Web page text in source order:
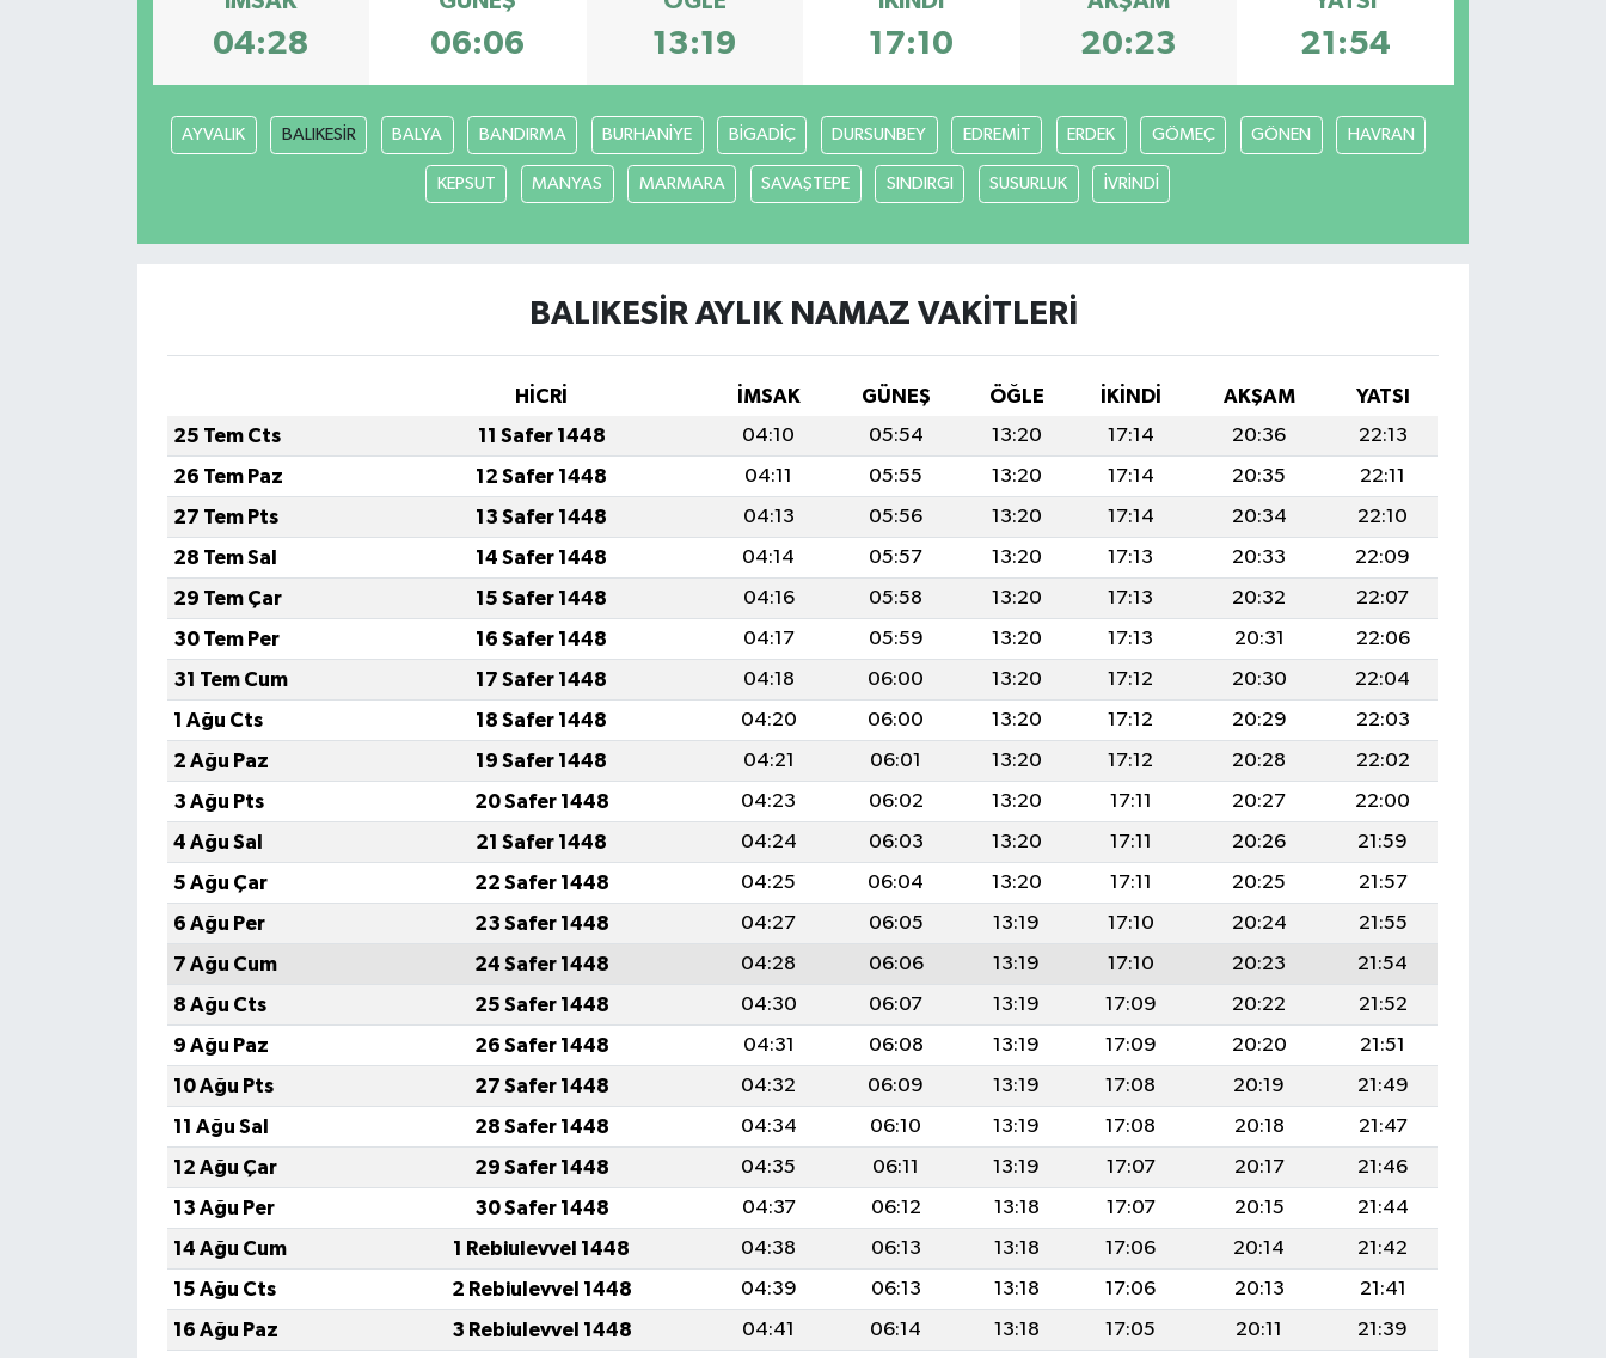
04:28 06:06 13:19 17:10 20:23 21:54
AYVALIK BALIKESİR BALYA BANDIRMA BURHANİYE BİGADİÇ DURSUNBEY EDREMİT ERDEK GÖMEÇ GÖNEN HAVRAN
KEPSUT MANYAS MARMARA SAVAŞTEPE SINDIRGI SUSURLUK İVRİNDİ
BALIKESİR AYLIK NAMAZ VAKITLERI
HİCRİ İMSAK GÜNEŞ ÖĞLE İKINDI AKŞAM
YATSI
25 Tem Cts
11 Safer 1448 04:10 05:54 13:20 17:14 20:36
22:13
26 Tem Paz
12 Safer 1448 04:11 05:55 13:20 17:14 20:35
22:11
27 Tem Pts
13 Safer 1448 04:13 05:56 13:20 17:14 20:34
22:10
28 Tem Sal
14 Safer 1448 04:14 05:57 13:20 17:13 20:33
22:09
29 Tem Çar
15 Safer 1448 04:16 05:58 13:20 17:13 20:32
22:07
30 Tem Per
16 Safer 1448 04:17 05:59 13:20 17:13 20:31
22:06
31 Tem Cum
17 Safer 1448 04:18 06:00 13:20 17:12 20:30
22:04
1 Ağu Cts
18 Safer 1448 04:20 06:00 13:20 17:12 20:29
22:03
2 Ağu Paz
19 Safer 1448 04:21 06:01 13:20 17:12 20:28
22:02
3 Ağu Pts
20 Safer 1448 04:23 06:02 13:20 17:11 20:27
22:00
4 Ağu Sal
21 Safer 1448 04:24 06:03 13:20 17:11 20:26
21:59
5 Ağu Çar
22 Safer 1448 04:25 06:04 13:20 17:11 20:25
21:57
6 Ağu Per
23 Safer 1448 04:27 06:05 13:19 17:10 20:24
21:55
7 Ağu Cum
24 Safer 1448 04:28 06:06 13:19 17:10 20:23
21:54
8 Ağu Cts
25 Safer 1448 04:30 06:07 13:19 17:09 20:22
21:52
9 Ağu Paz
26 Safer 1448 04:31 06:08 13:19 17:09 20:20
21:51
10 Ağu Pts
27 Safer 1448 04:32 06:09 13:19 17:08 20:19
21:49
11 Ağu Sal
28 Safer 1448 04:34 06:10 13:19 17:08 20:18
21:47
12 Ağu Çar
29 Safer 1448 04:35 06:11 13:19 17:07 20:17
21:46
13 Ağu Per
30 Safer 1448 04:37 06:12 13:18 17:07 20:15
21:44
14 Ağu Cum
1 Rebiulevvel 1448 04:38 06:13 13:18 17:06 20:14
21:42
15 Ağu Cts
2 Rebiulevvel 1448 04:39 06:13 13:18 17:06 20:13
21:41
16 Ağu Paz
3 Rebiulevvel 1448 04:41 06:14 13:18 17:05 20:11
21:39